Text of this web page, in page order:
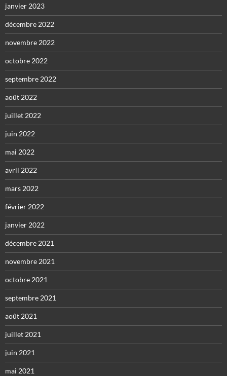
janvier 2023
décembre 2022
novembre 2022
octobre 2022
septembre 2022
août 2022
juillet 2022
juin 2022
mai 2022
avril 2022
mars 2022
février 2022
janvier 2022
décembre 2021
novembre 2021
octobre 2021
septembre 2021
août 2021
juillet 2021
juin 2021
mai 2021